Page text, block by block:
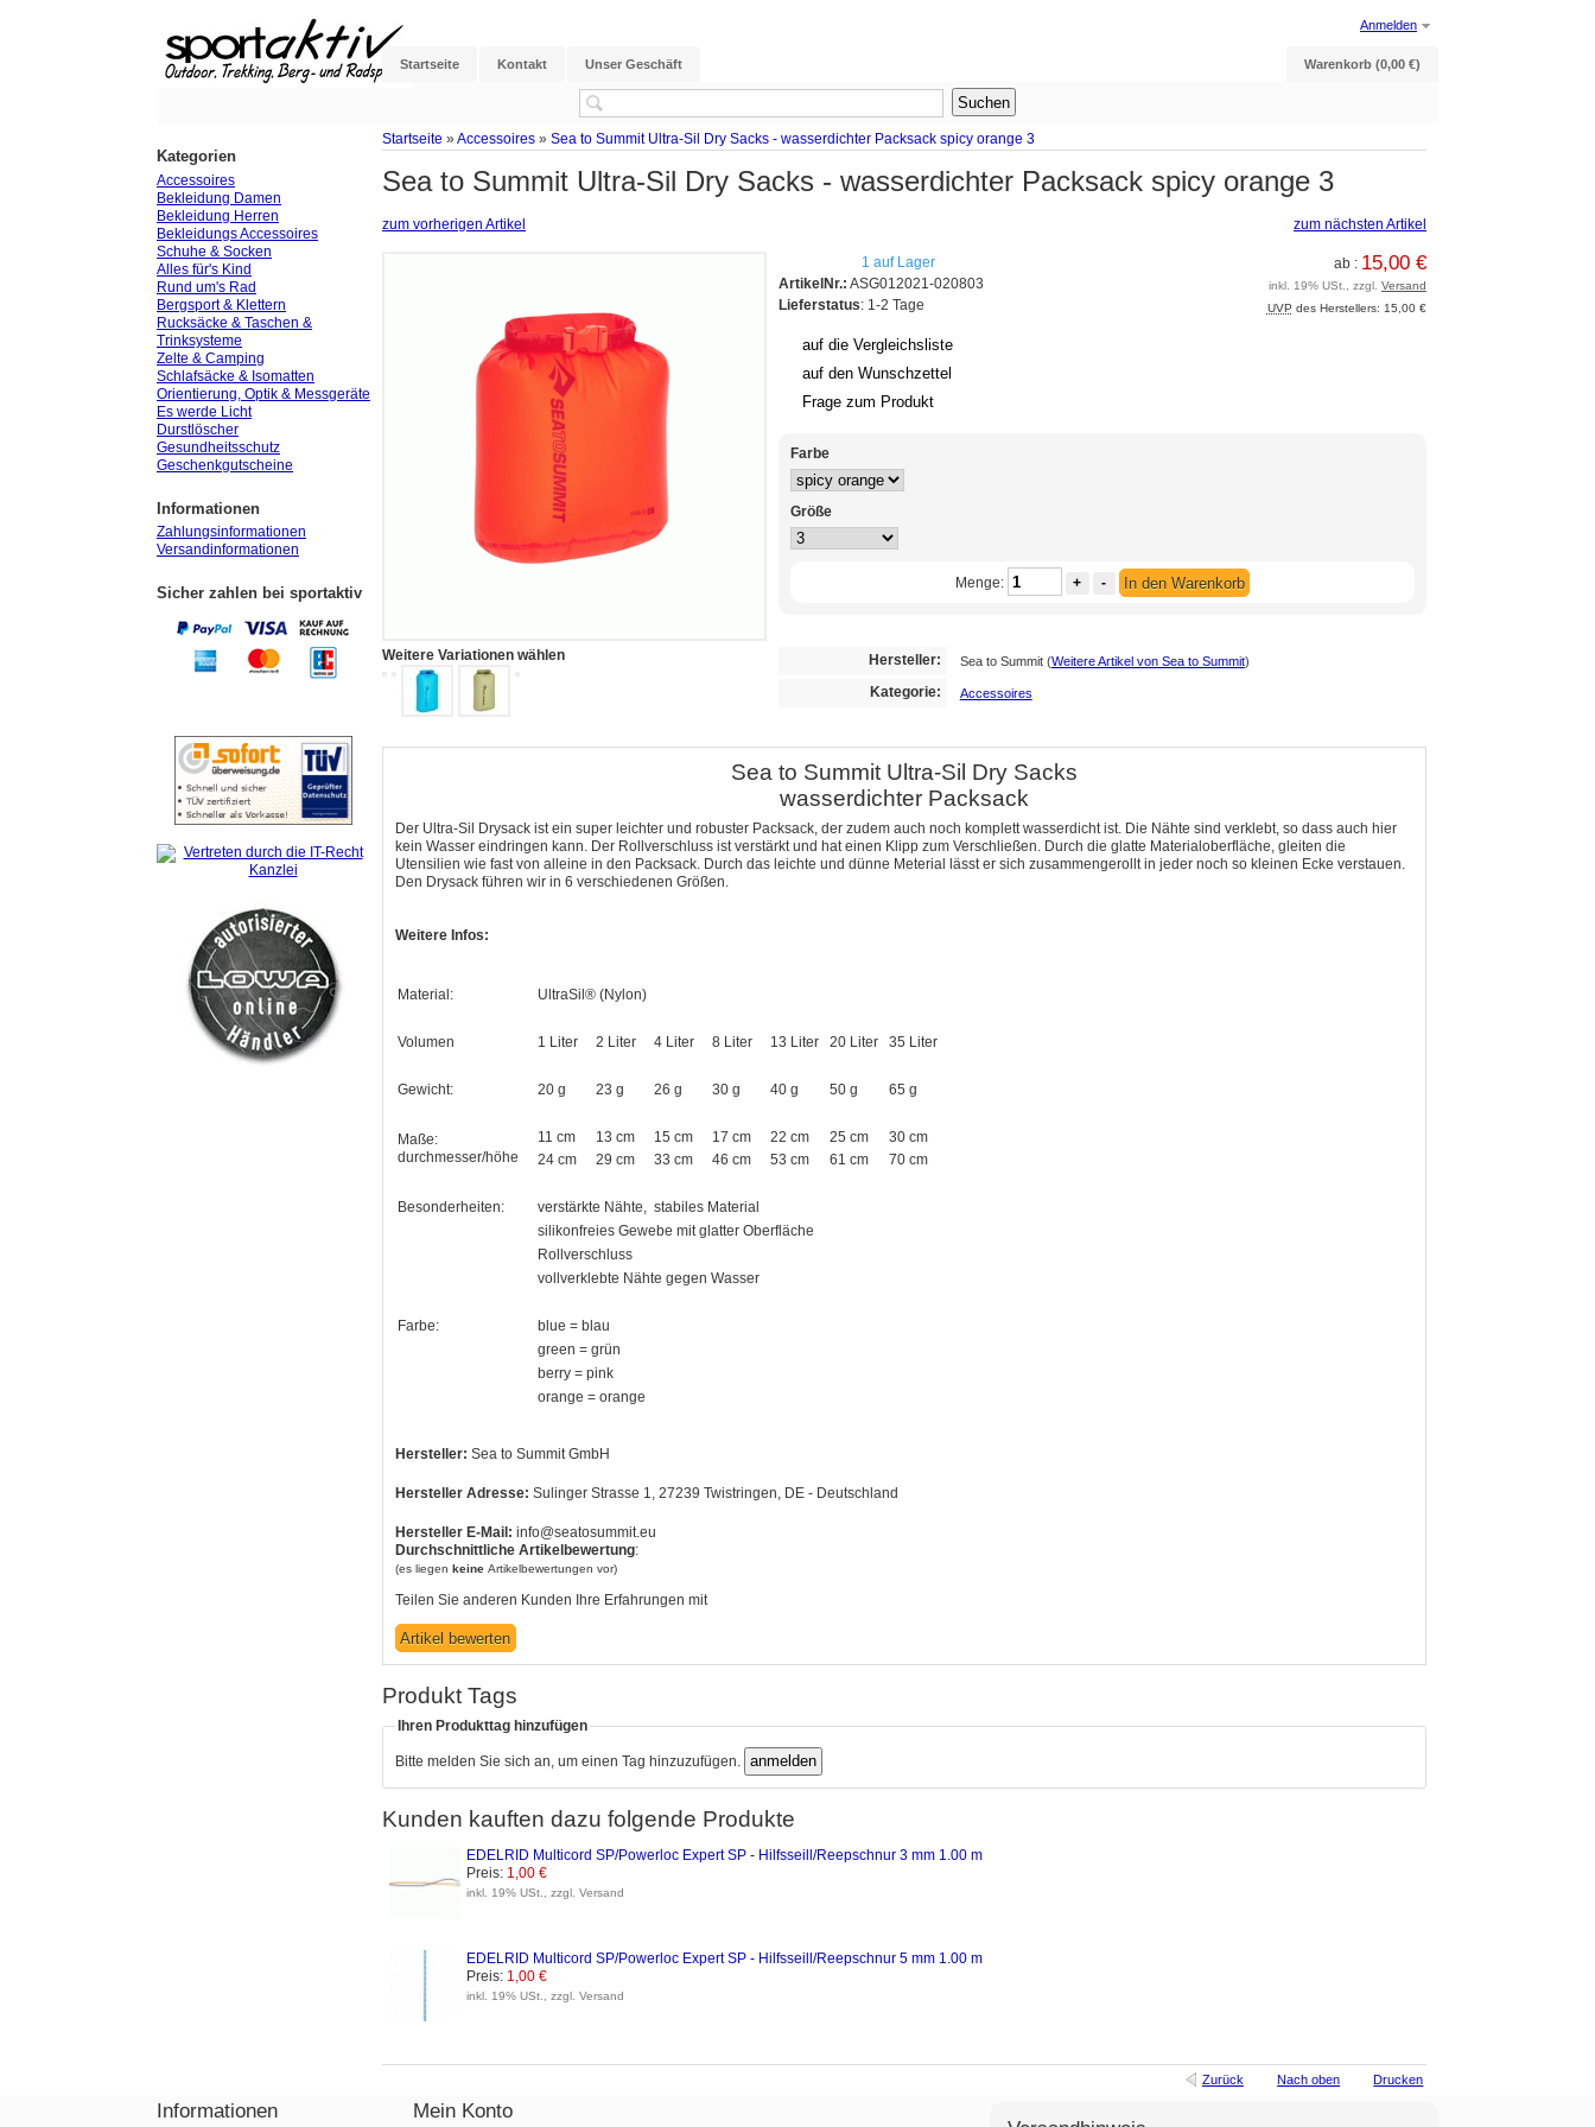
Startseite Kontakt Unser Geschäft Warenkorb (0,00 €)
Anmelden
Startseite » Accessoires » Sea to Summit Ultra-Sil Dry Sacks - wasserdichter Packsack spicy orange 3
Sea to Summit Ultra-Sil Dry Sacks - wasserdichter Packsack spicy orange 3
zum vorherigen Artikel zum nächsten Artikel
Weitere Variationen wählen
1 auf Lager
ArtikelNr.: ASG012021-020803
Lieferstatus: 1-2 Tage
auf die Vergleichsliste
auf den Wunschzettel
Frage zum Produkt
ab : 15,00 €
inkl. 19% USt., zzgl. Versand
UVP des Herstellers: 15,00 €
Farbe
Größe
Menge: + - In den Warenkorb
Hersteller: Sea to Summit (Weitere Artikel von Sea to Summit)
Kategorie: Accessoires
Sea to Summit Ultra-Sil Dry Sacks
wasserdichter Packsack
Der Ultra-Sil Drysack ist ein super leichter und robuster Packsack, der zudem auch noch komplett wasserdicht ist. Die Nähte sind verklebt, so dass auch hier
kein Wasser eindringen kann. Der Rollverschluss ist verstärkt und hat einen Klipp zum Verschließen. Durch die glatte Materialoberfläche, gleiten die
Utensilien wie fast von alleine in den Packsack. Durch das leichte und dünne Meterial lässt er sich zusammengerollt in jeder noch so kleinen Ecke verstauen.
Den Drysack führen wir in 6 verschiedenen Größen.
Weitere Infos:
Material: UltraSil® (Nylon)
Volumen 1 Liter 2 Liter 4 Liter 8 Liter 13 Liter 20 Liter 35 Liter
Gewicht: 20 g 23 g 26 g 30 g 40 g 50 g 65 g
Maße:
durchmesser/höhe
11 cm 13 cm 15 cm 17 cm 22 cm 25 cm
30 cm
24 cm
29 cm 33 cm 46 cm 53 cm 61 cm 70 cm
Besonderheiten: verstärkte Nähte, stabiles Material
silikonfreies Gewebe mit glatter Oberfläche
Rollverschluss
vollverklebte Nähte gegen Wasser
Farbe:
blue = blau
green = grün
berry = pink
orange = orange
Hersteller: Sea to Summit GmbH
Hersteller Adresse: Sulinger Strasse 1, 27239 Twistringen, DE - Deutschland
Hersteller E-Mail: info@seatosummit.eu
Durchschnittliche Artikelbewertung:
(es liegen keine Artikelbewertungen vor)
Teilen Sie anderen Kunden Ihre Erfahrungen mit
Produkt Tags
Ihren Produkttag hinzufügen
Bitte melden Sie sich an, um einen Tag hinzuzufügen.
Kunden kauften dazu folgende Produkte
EDELRID Multicord SP/Powerloc Expert SP - Hilfsseill/Reepschnur 3 mm 1.00 m
Preis: 1,00 €
inkl. 19% USt., zzgl. Versand
EDELRID Multicord SP/Powerloc Expert SP - Hilfsseill/Reepschnur 5 mm 1.00 m
Preis: 1,00 €
inkl. 19% USt., zzgl. Versand
Zurück Nach oben Drucken
Kategorien
Accessoires
Bekleidung Damen
Bekleidung Herren
Bekleidungs Accessoires
Schuhe & Socken
Alles für's Kind
Rund um's Rad
Bergsport & Klettern
Rucksäcke & Taschen &
Trinksysteme
Zelte & Camping
Schlafsäcke & Isomatten
Orientierung, Optik & Messgeräte
Es werde Licht
Durstlöscher
Gesundheitsschutz
Geschenkgutscheine
Informationen
Zahlungsinformationen
Versandinformationen
Sicher zahlen bei sportaktiv
Informationen Mein Konto